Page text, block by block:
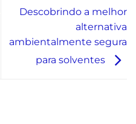
Descobrindo a melhor
alternativa
ambientalmente segura
para solventes